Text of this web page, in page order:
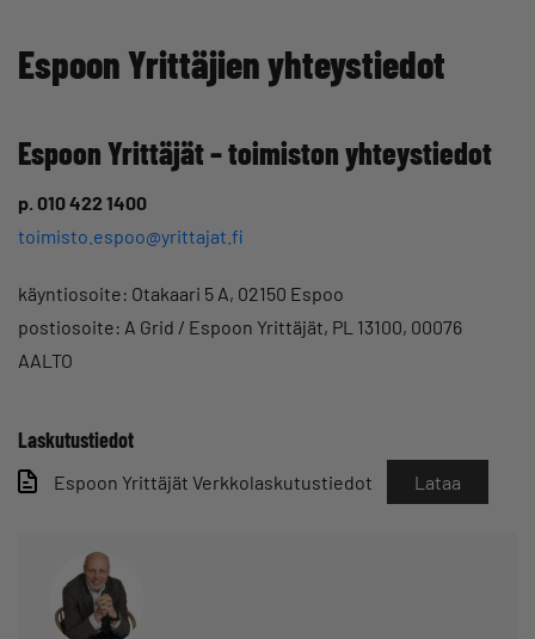
Espoon Yrittäjien yhteystiedot
Espoon Yrittäjät – toimiston yhteystiedot
p. 010 422 1400
toimisto.espoo@yrittajat.fi
käyntiosoite: Otakaari 5 A, 02150 Espoo
postiosoite: A Grid / Espoon Yrittäjät, PL 13100, 00076
AALTO
Laskutustiedot
Espoon Yrittäjät Verkkolaskutustiedot Lataa